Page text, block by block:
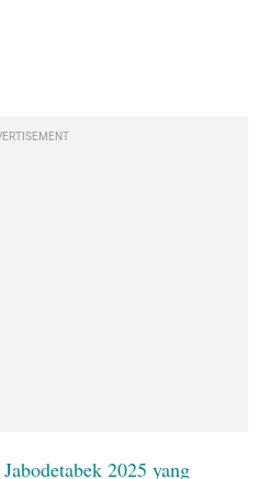
2025 yang